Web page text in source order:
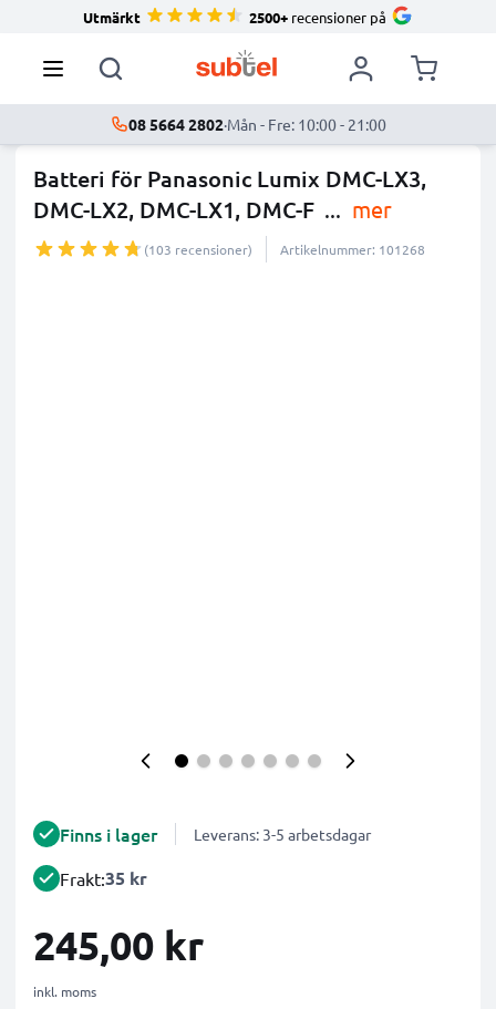
Utmärkt 2500+ recensioner på
08 5664 2802·Mån - Fre: 10:00 - 21:00
Batteri för Panasonic Lumix DMC-LX3,
DMC-LX2, DMC-LX1, DMC-F ... mer
(103 recensioner) Artikelnummer: 101268
Finns i lager Leverans: 3-5 arbetsdagar
Frakt:35 kr
245,00 kr
inkl. moms